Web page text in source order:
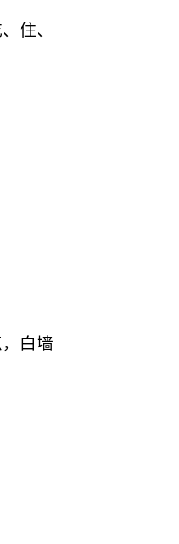
住、
白墙